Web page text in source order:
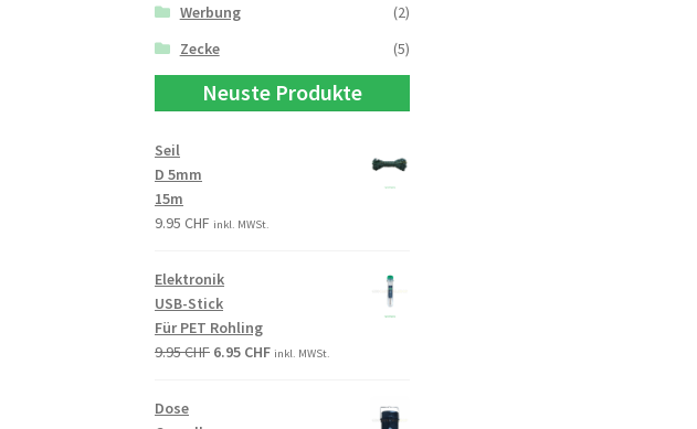
Werbung
(2)
Zecke
(5)
Neuste Produkte
Seil
D 5mm
15m
9.95CHF inkl. MWSt.
Elektronik
USB-Stick
Für PET Rohling
9.95CHF 6.95 CHF inkl. MWSt.
Dose